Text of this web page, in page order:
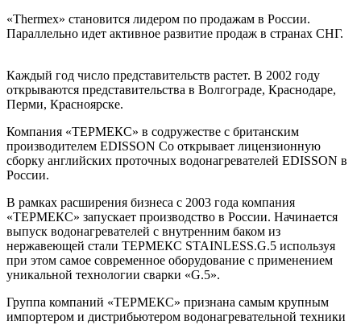
«Thermex» становится лидером по продажам в России.
Параллельно идет активное развитие продаж в странах СНГ.
Каждый год число представительств растет. В 2002 году
открываются представительства в Волгограде, Краснодаре,
Перми, Красноярске.
Компания «ТЕРМЕКС» в содружестве с британским
производителем EDISSON Co открывает лицензионную
сборку английских проточных водонагревателей EDISSON в
России.
В рамках расширения бизнеса с 2003 года компания
«ТЕРМЕКС» запускает производство в России. Начинается
выпуск водонагревателей с внутренним баком из
нержавеющей стали ТЕРМЕКС STAINLESS.G.5 используя
при этом самое современное оборудование с применением
уникальной технологии сварки «G.5».
Группа компаний «ТЕРМЕКС» признана самым крупным
импортером и дистрибьютером водонагревательной техники